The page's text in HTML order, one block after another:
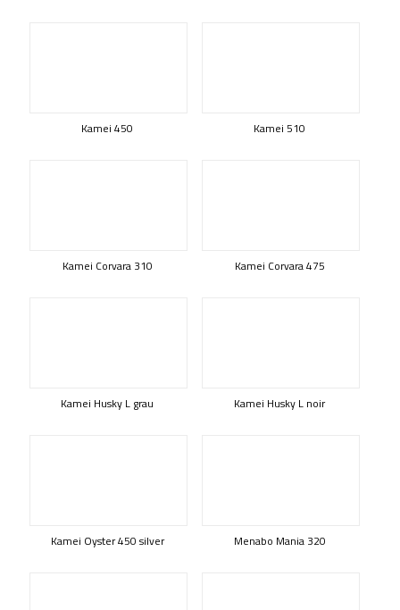
Kamei 450 Kamei 510
Kamei Corvara 310 Kamei Corvara 475
Kamei Husky L grau Kamei Husky L noir
Kamei Oyster 450 silver Menabo Mania 320